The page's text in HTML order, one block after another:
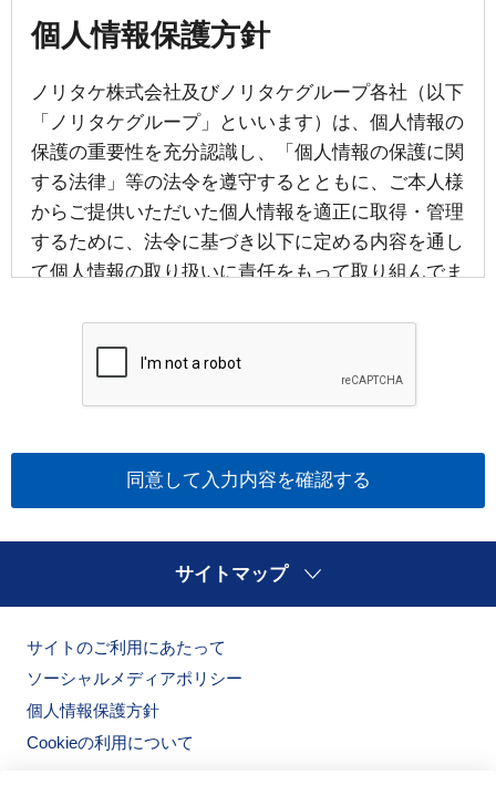
個人情報保護方針
ノリタケ株式会社及びノリタケグループ各社（以下
「ノリタケグループ」といいます）は、個人情報の
保護の重要性を充分認識し、「個人情報の保護に関
する法律」等の法令を遵守するとともに、ご本人様
からご提供いただいた個人情報を適正に取得・管理
するために、法令に基づき以下に定める内容を通し
て個人情報の取り扱いに責任をもって取り組んでま
■ご本人様の個人情報の取扱いについて
お電話番号、電子メールアドレス等の特定の個人を
識別できるものとして法令に定義されているもの及
２．個人情報の取得及び利用に関して
ノリタケグループは、偽りその他不正の手段によら
ず、利用目的を明らかにするとともに、ご本人様の
意思に基づくご提供を原則として個人情報を取得い
たします。また取得した個人情報については、違法
がある方法により利用することはありません。
サイトマップ
サイトのご利用にあたって
ソーシャルメディアポリシー
個人情報保護方針
Cookieの利用について